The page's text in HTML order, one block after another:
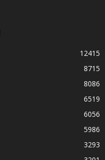
12415
8715
8086
6519
6056
5986
3293